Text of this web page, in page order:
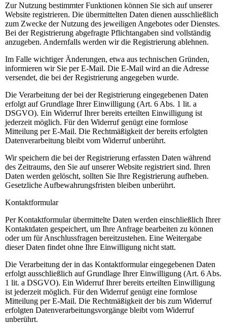
Zur Nutzung bestimmter Funktionen können Sie sich auf unserer
Website registrieren. Die übermittelten Daten dienen ausschließlich
zum Zwecke der Nutzung des jeweiligen Angebotes oder Dienstes.
Bei der Registrierung abgefragte Pflichtangaben sind vollständig
anzugeben. Andernfalls werden wir die Registrierung ablehnen.
Im Falle wichtiger Änderungen, etwa aus technischen Gründen,
informieren wir Sie per E-Mail. Die E-Mail wird an die Adresse
versendet, die bei der Registrierung angegeben wurde.
Die Verarbeitung der bei der Registrierung eingegebenen Daten
erfolgt auf Grundlage Ihrer Einwilligung (Art. 6 Abs. 1 lit. a
DSGVO). Ein Widerruf Ihrer bereits erteilten Einwilligung ist
jederzeit möglich. Für den Widerruf genügt eine formlose
Mitteilung per E-Mail. Die Rechtmäßigkeit der bereits erfolgten
Datenverarbeitung bleibt vom Widerruf unberührt.
Wir speichern die bei der Registrierung erfassten Daten während
des Zeitraums, den Sie auf unserer Website registriert sind. Ihren
Daten werden gelöscht, sollten Sie Ihre Registrierung aufheben.
Gesetzliche Aufbewahrungsfristen bleiben unberührt.
Kontaktformular
Per Kontaktformular übermittelte Daten werden einschließlich Ihrer
Kontaktdaten gespeichert, um Ihre Anfrage bearbeiten zu können
oder um für Anschlussfragen bereitzustehen. Eine Weitergabe
dieser Daten findet ohne Ihre Einwilligung nicht statt.
Die Verarbeitung der in das Kontaktformular eingegebenen Daten
erfolgt ausschließlich auf Grundlage Ihrer Einwilligung (Art. 6 Abs.
1 lit. a DSGVO). Ein Widerruf Ihrer bereits erteilten Einwilligung
ist jederzeit möglich. Für den Widerruf genügt eine formlose
Mitteilung per E-Mail. Die Rechtmäßigkeit der bis zum Widerruf
erfolgten Datenverarbeitungsvorgänge bleibt vom Widerruf
unberührt.